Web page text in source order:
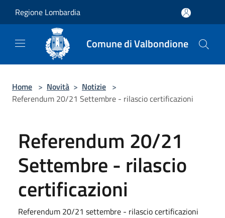
Regione Lombardia
Comune di Valbondione
Home > Novità > Notizie >
Referendum 20/21 Settembre - rilascio certificazioni
Referendum 20/21
Settembre - rilascio
certificazioni
Referendum 20/21 settembre - rilascio certificazioni